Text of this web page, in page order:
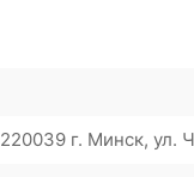
г. Минск, ул.